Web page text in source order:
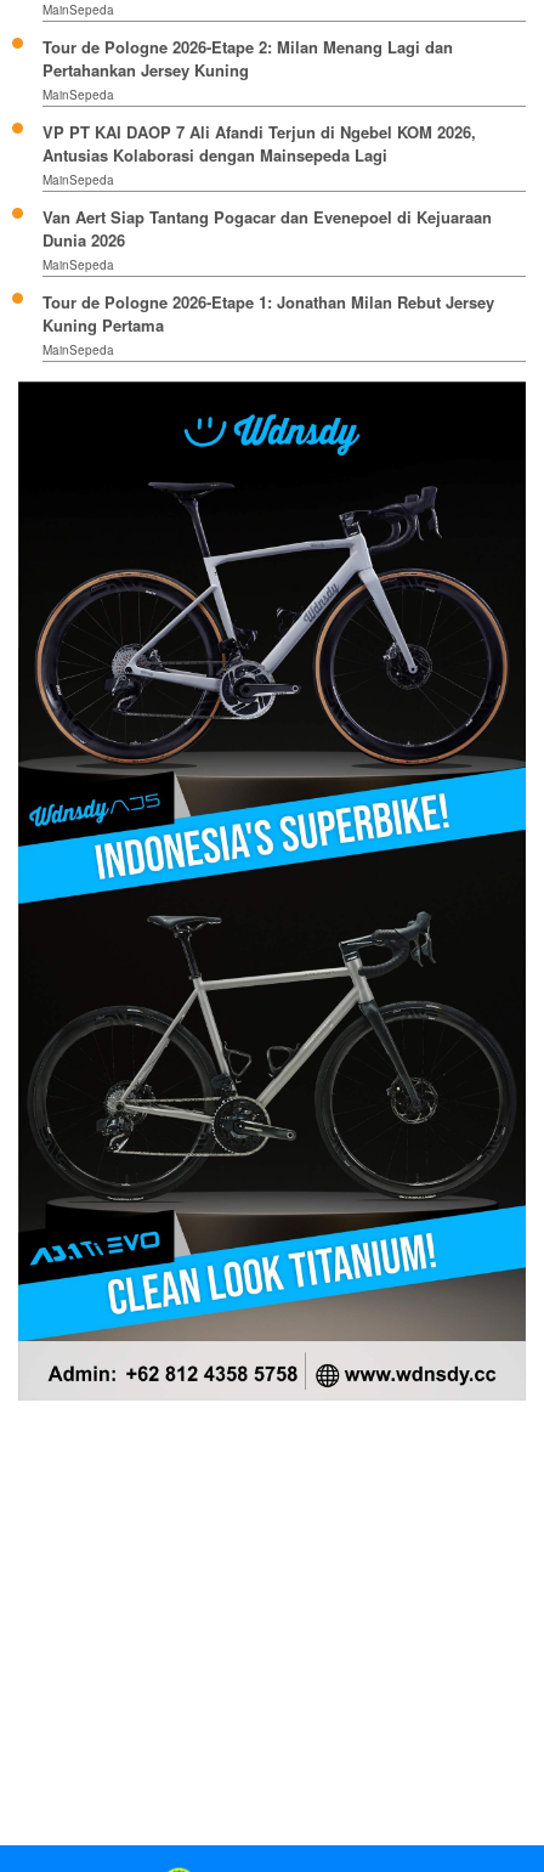
MainSepeda
Tour de Pologne 2026-Etape 2: Milan Menang Lagi dan
Pertahankan Jersey Kuning
MainSepeda
VP PT KAI DAOP 7 Ali Afandi Terjun di Ngebel KOM 2026,
Antusias Kolaborasi dengan Mainsepeda Lagi
MainSepeda
Van Aert Siap Tantang Pogacar dan Evenepoel di Kejuaraan
Dunia 2026
MainSepeda
Tour de Pologne 2026-Etape 1: Jonathan Milan Rebut Jersey
Kuning Pertama
MainSepeda